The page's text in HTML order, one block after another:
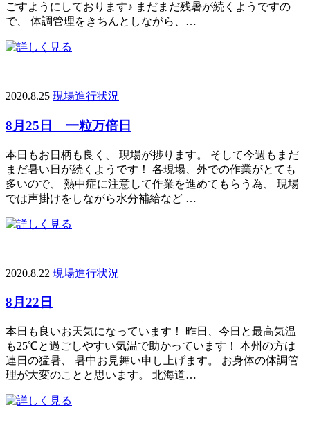
ごすようにしております♪ まだまだ残暑が続くようですの
で、 体調管理をきちんとしながら、…
2020.8.25 現場進行状況
8月25日 一粒万倍日
本日もお日柄も良く、 現場が捗ります。 そして今週もまだ
まだ暑い日が続くようです！ 各現場、外での作業がとても
多いので、 熱中症に注意して作業を進めてもらう為、 現場
では声掛けをしながら水分補給など …
2020.8.22 現場進行状況
8月22日
本日も良いお天気になっています！ 昨日、今日と最高気温
も25℃と過ごしやすい気温で助かっています！ 本州の方は
連日の猛暑、 暑中お見舞い申し上げます。 お身体の体調管
理が大変のことと思います。 北海道…